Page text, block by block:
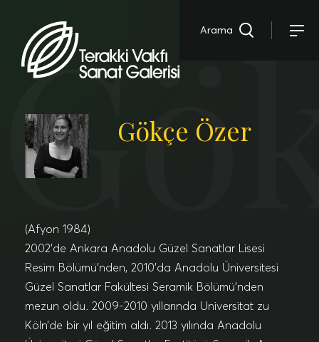
Arama
Gökçe Özer
(Afyon 1984)
2002’de Ankara Anadolu Güzel Sanatlar Lisesi
Resim Bölümü’nden, 2010’da Anadolu Üniversitesi
Güzel Sanatlar Fakültesi Seramik Bölümü’nden
mezun oldu. 2009-2010 yıllarında Universitat zu
Köln’de bir yıl eğitim aldı. 2013 yılında Anadolu